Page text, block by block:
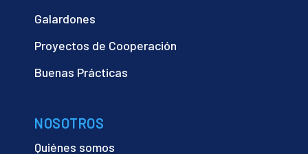
Galardones
Proyectos de Cooperación
Buenas Prácticas
NOSOTROS
Quiénes somos